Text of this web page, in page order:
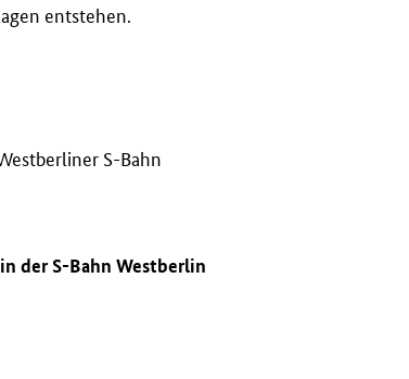
entstehen.
S-Bahn
der S-Bahn Westberlin